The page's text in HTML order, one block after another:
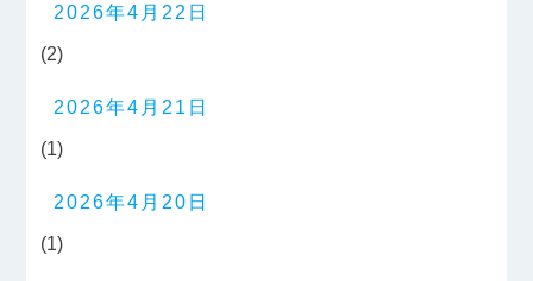
2026年4月22日
(2)
2026年4月21日
(1)
2026年4月20日
(1)